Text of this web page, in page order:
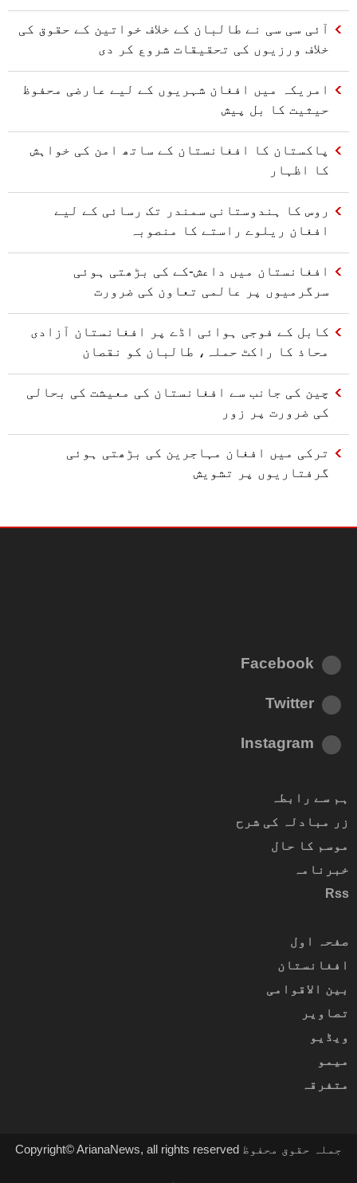
آئی سی سی نے طالبان کے خلاف خواتین کے حقوق کی
خلاف ورزیوں کی تحقیقات شروع کر دی
امریکہ میں افغان شہریوں کے لیے عارضی محفوظ
حیثیت کا بل پیش
پاکستان کا افغانستان کے ساتھ امن کی خواہش
کا اظہار
روس کا ہندوستانی سمندر تک رسائی کے لیے
افغان ریلوے راستے کا منصوبہ
افغانستان میں داعش-کے کی بڑھتی ہوئی
سرگرمیوں پر عالمی تعاون کی ضرورت
کابل کے فوجی ہوائی اڈے پر افغانستان آزادی
محاذ کا راکٹ حملہ، طالبان کو نقصان
چین کی جانب سے افغانستان کی معیشت کی بحالی
کی ضرورت پر زور
ترکی میں افغان مہاجرین کی بڑھتی ہوئی
گرفتاریوں پر تشویش
Facebook
Twitter
Instagram
ہم سے رابطہ
زر مبادلہ کی شرح
موسم کا حال
خبرنامہ
Rss
صفحہ اول
افغانستان
بین الاقوامی
تصاویر
ویڈیو
میمو
متفرقہ
Copyright© ArianaNews, all rights reserved جملہ حقوق محفوظ